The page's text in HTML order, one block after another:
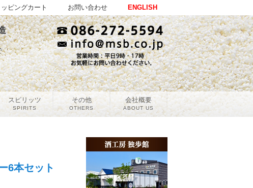
6本セット
スピリッツ
SPIRITS
その他
OTHERS
会社概要
ABOUT US
ENGLISH
お問い合わせ
ピングカート